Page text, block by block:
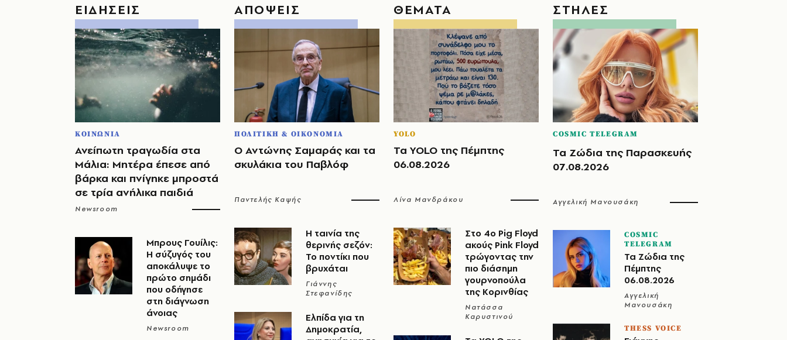
ΕΙΔΗΣΕΙΣ
ΚΟΙΝΩΝΙΑ
Ανείπωτη τραγωδία στα
Μάλια: Μητέρα έπεσε από
βάρκα και πνίγηκε μπροστά
σε τρία ανήλικα παιδιά
Newsroom
Μπρους Γουίλις:
Η σύζυγός του
αποκάλυψε το
πρώτο σημάδι
που οδήγησε
στη διάγνωση
άνοιας
Newsroom
ΑΠΟΨΕΙΣ
ΠΟΛΙΤΙΚΗ & ΟΙΚΟΝΟΜΙΑ
Ο Αντώνης Σαμαράς και τα
σκυλάκια του Παβλόφ
Παντελής Καψής
Η ταινία της
θερινής σεζόν:
Το ποντίκι που
βρυχάται
Γιάννης
Στεφανίδης
Ελπίδα για τη
Δημοκρατία,
ΘΕΜΑΤΑ
YOLO
Τα YOLO της Πέμπτης
06.08.2026
Λίνα Μανδράκου
Στο 4ο Pig Floyd
ακούς Pink Floyd
τρώγοντας την
πιο διάσημη
γουρνοπούλα
της Κορινθίας
Νατάσσα
Καρυστινού
ΣΤΗΛΕΣ
COSMIC TELEGRAM
Τα Ζώδια της Παρασκευής
07.08.2026
Αγγελική Μανουσάκη
COSMIC
TELEGRAM
Τα Ζώδια της
Πέμπτης
06.08.2026
Αγγελική
Μανουσάκη
THESS VOICE